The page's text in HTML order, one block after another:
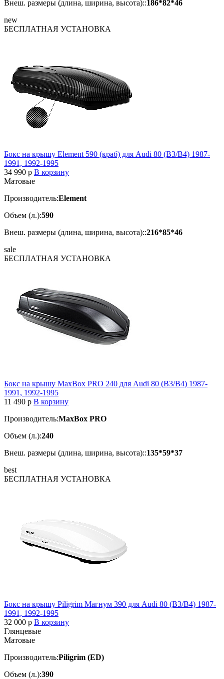
Внеш. размеры (длина, ширина, высота)::186*82*46
new
БЕСПЛАТНАЯ УСТАНОВКА
Бокс на крышу Element 590 (краб) для Audi 80 (B3/B4) 1987-
1991, 1992-1995
34 990 p В корзину
Матовые
Производитель:Element
Объем (л.):590
Внеш. размеры (длина, ширина, высота)::216*85*46
sale
БЕСПЛАТНАЯ УСТАНОВКА
Бокс на крышу MaxBox PRO 240 для Audi 80 (B3/B4) 1987-
1991, 1992-1995
11 490 p В корзину
Производитель:MaxBox PRO
Объем (л.):240
Внеш. размеры (длина, ширина, высота)::135*59*37
best
БЕСПЛАТНАЯ УСТАНОВКА
Бокс на крышу Piligrim Магнум 390 для Audi 80 (B3/B4) 1987-
1991, 1992-1995
32 000 p В корзину
Глянцевые
Матовые
Производитель:Piligrim (ED)
Объем (л.):390